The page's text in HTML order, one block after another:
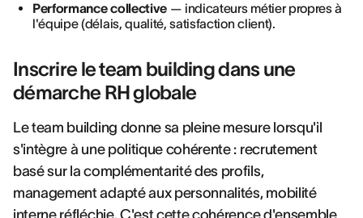
Performance collective— indicateurs métier propres à
l'équipe (délais, qualité, satisfaction client).
Inscrire le team building dans une
démarche RH globale
Le team building donne sa pleine mesure lorsqu'il
s'intègre à une politique cohérente : recrutement
basé sur la complémentarité des profils,
management adapté aux personnalités, mobilité
interne réfléchie. C'est cette cohérence d'ensemble